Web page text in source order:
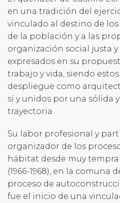
en una tradición del
vinculado al destino de
de la población y a las
organización social justa
expresados en su
trabajo y vida, siendo
despliegue como
sí y unidos por una sólida
trayectoria.
Su labor profesional y
organizador de los
hábitat desde muy
(1966-1968), en la comuna
proceso de
fue el inicio de una